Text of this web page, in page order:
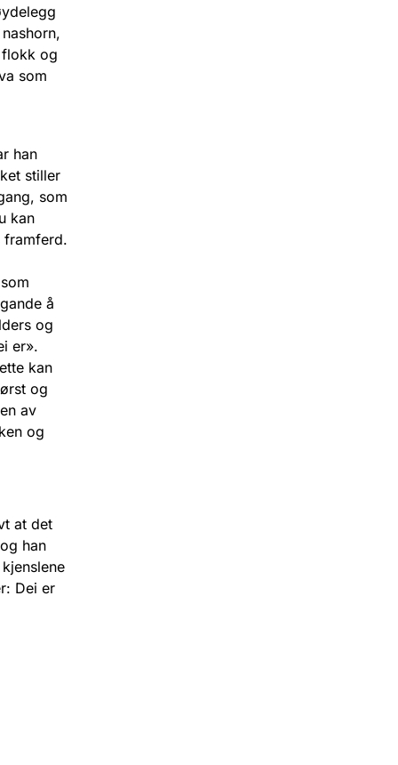
flokk og
som
han
stiller
som
kan
framferd.
å
og
er».
kan
og
av
og
at det
han
Dei er